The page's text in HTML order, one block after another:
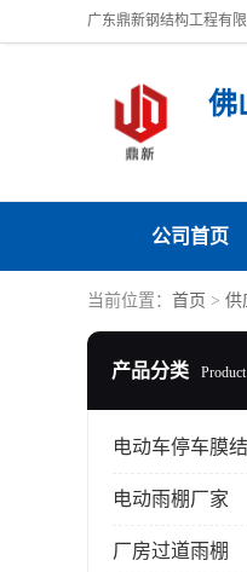
佛
公司首页
当前位置： 首页 > 供
产品分类 Product
电动雨棚厂家
厂房过道雨棚